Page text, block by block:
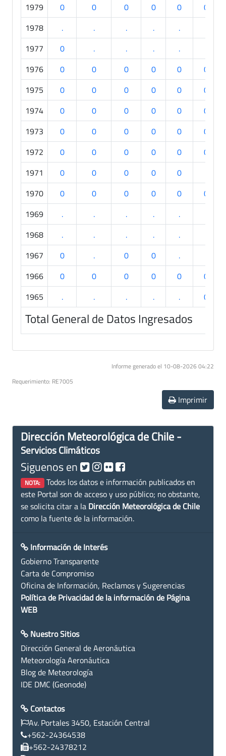
1979
0 0 0 0 0
0
1978
. . . . .
1977
0 . . . .
1976
0 0 0 0 0
0
1975
0 0 0 0 0
0
1974
0 0 0 0 0
0
1973
0 0 0 0 0
0
1972
0 0 0 0 0
0
1971
0 0 0 0 0
1970
0 0 0 0 0
0
1969
. . . . .
1968
. . . . .
1967
0 . 0 0 .
1966
0 0 0 0 0
0
1965
. . . . . 0
Total General de Datos Ingresados
Informe generado el 10-08-2026 04:22
Requerimiento: RE7005
Imprimir
Dirección Meteorológica de Chile -
Servicios Climáticos
Siguenos en
NOTA: Todos los datos e información publicados en
este Portal son de acceso y uso público; no obstante,
se solicita citar a la Dirección Meteorológica de Chile
como la fuente de la información.
Información de Interés
Gobierno Transparente
Carta de Compromiso
Oficina de Información, Reclamos y Sugerencias
Política de Privacidad de la información de Página
WEB
Nuestro Sitios
Dirección General de Aeronáutica
Meteorología Aeronáutica
Blog de Meteorología
IDE DMC (Geonode)
Contactos
Av. Portales 3450, Estación Central
+562-24364538
+562-24378212